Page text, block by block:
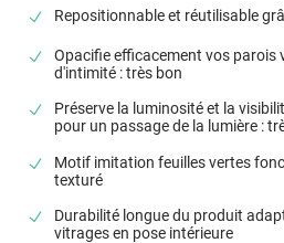
Repositionnable et réutilisable
Opacifie efficacement vos parois
d'intimité : très bon
Préserve la luminosité et la
pour un passage de la lumière :
Motif imitation feuilles vertes
texturé
Durabilité longue du produit
vitrages en pose intérieure
*****Il y a 2006 jours
Conforme a la description.